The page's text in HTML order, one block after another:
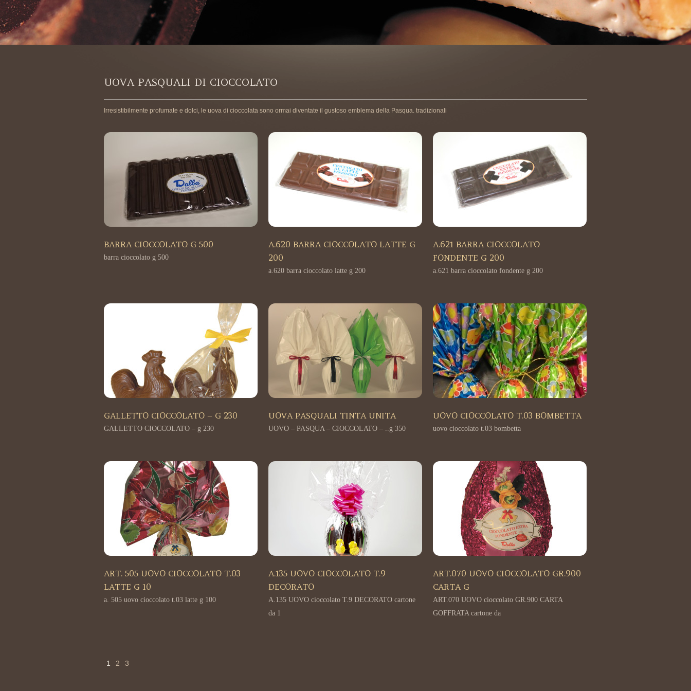
UOVA PASQUALI DI CIOCCOLATO
Irresistibilmente profumate e dolci, le uova di cioccolata sono ormai diventate il gustoso emblema della Pasqua. tradizionali
BARRA CIOCCOLATO G 500
barra cioccolato g 500
A.620 BARRA CIOCCOLATO LATTE G
200
a.620 barra cioccolato latte g 200
A.621 BARRA CIOCCOLATO
FONDENTE G 200
a.621 barra cioccolato fondente g 200
GALLETTO CIOCCOLATO – G 230
GALLETTO CIOCCOLATO – g 230
UOVA PASQUALI TINTA UNITA
UOVO – PASQUA – CIOCCOLATO – ..g 350
UOVO CIOCCOLATO T.03 BOMBETTA
uovo cioccolato t.03 bombetta
ART. 505 UOVO CIOCCOLATO T.03
LATTE G 10
a. 505 uovo cioccolato t.03 latte g 100
A.135 UOVO CIOCCOLATO T.9
DECORATO
A.135 UOVO cioccolato T.9 DECORATO cartone
da 1
ART.070 UOVO CIOCCOLATO GR.900
CARTA G
ART.070 UOVO cioccolato GR.900 CARTA
GOFFRATA cartone da
1 2 3